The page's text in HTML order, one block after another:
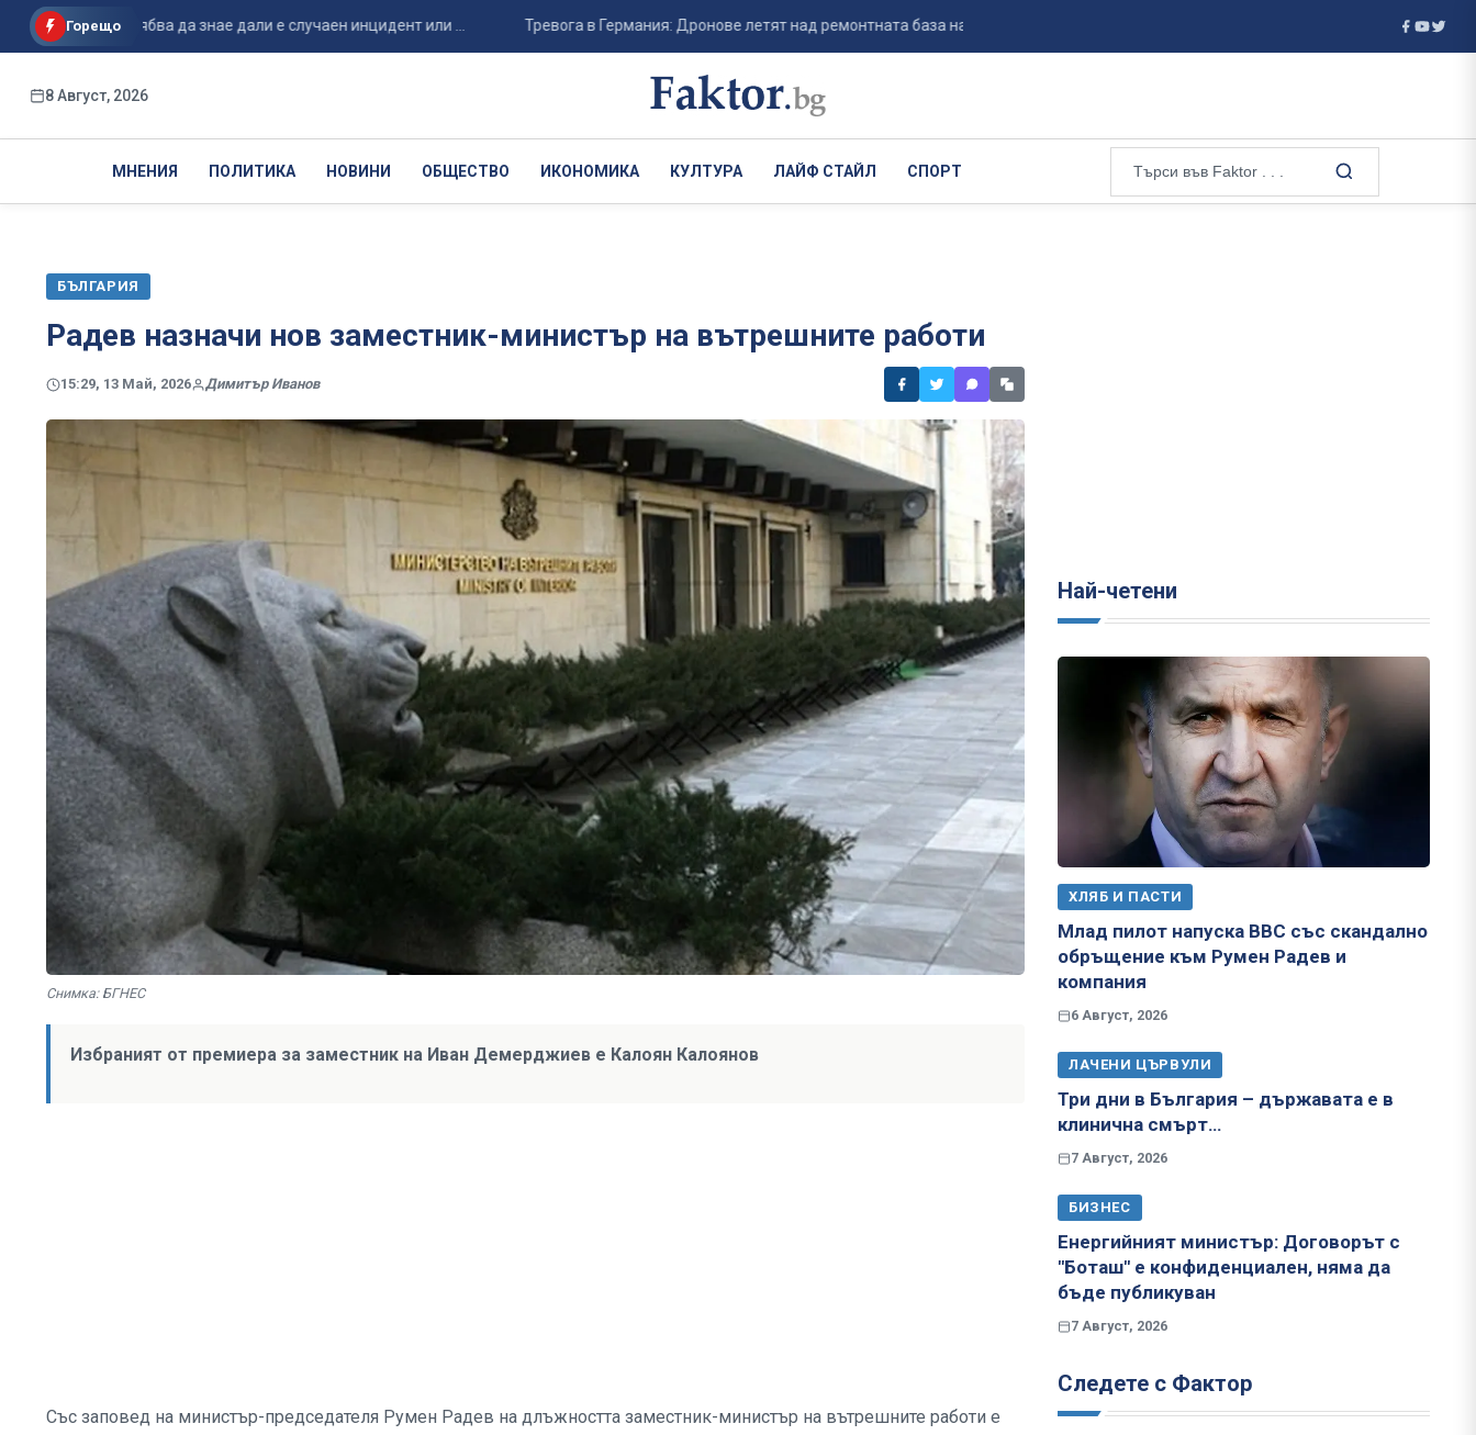
Горещо
трябва да знае дали е случаен инцидент или ... Тревога в Германия: Дронове летят над ремонтната база на Patriot в Мехерник... Почти всеки втори обект по Южното
8 Август, 2026
МНЕНИЯ ПОЛИТИКА НОВИНИ ОБЩЕСТВО ИКОНОМИКА КУЛТУРА ЛАЙФ СТАЙЛ СПОРТ
БЪЛГАРИЯ
Радев назначи нов заместник-министър на вътрешните работи
15:29, 13 Май, 2026 Димитър Иванов
Снимка: БГНЕС
Избраният от премиера за заместник на Иван Демерджиев е Калоян Калоянов
Със заповед на министър-председателя Румен Радев на длъжността заместник-министър на вътрешните работи е
Най-четени
ХЛЯБ И ПАСТИ
Млад пилот напуска ВВС със скандално
обръщение към Румен Радев и
компания
6 Август, 2026
ЛАЧЕНИ ЦЪРВУЛИ
Три дни в България – държавата е в
клинична смърт…
7 Август, 2026
БИЗНЕС
Енергийният министър: Договорът с
"Боташ" е конфиденциален, няма да
бъде публикуван
7 Август, 2026
Следете с Фактор